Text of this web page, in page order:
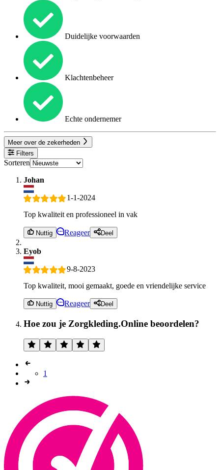
Duidelijke voorwaarden
Klachtenbeheer
Echte ondernemer
Meer over de zekerheden
Filters
Sorteren
Johan
1-1-2024
Top kwaliteit en professioneel in vak
Nuttig Reageer Deel
Eyob
9-8-2023
Top kwaliteit, mooi gemaakt, goede en vriendelijke service
Nuttig Reageer Deel
Hoe zou je Zorgkleding.Online beoordelen?
1